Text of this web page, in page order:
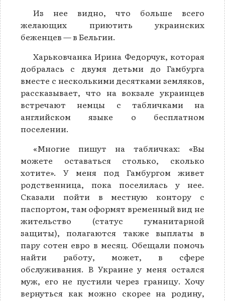
Из нее видно, что больше всего
желающих приютить украинских
беженцев — в Бельгии.
Харьковчанка Ирина Федорчук, которая
добралась с двумя детьми до Гамбурга
вместе с несколькими десятками земляков,
рассказывает, что на вокзале украинцев
встречают немцы с табличками на
английском языке о бесплатном
поселении.
«Многие пишут на табличках: «Вы
можете оставаться столько, сколько
хотите». У меня под Гамбургом живет
родственница, пока поселилась у нее.
Сказали пойти в местную контору с
паспортом, там оформят временный вид не
жительство (статус гуманитарной
защиты), полагаются также выплаты в
пару сотен евро в месяц. Обещали помочь
найти работу, может, в сфере
обслуживания. В Украине у меня остался
муж, его не пустили через границу. Хочу
вернуться как можно скорее на родину,